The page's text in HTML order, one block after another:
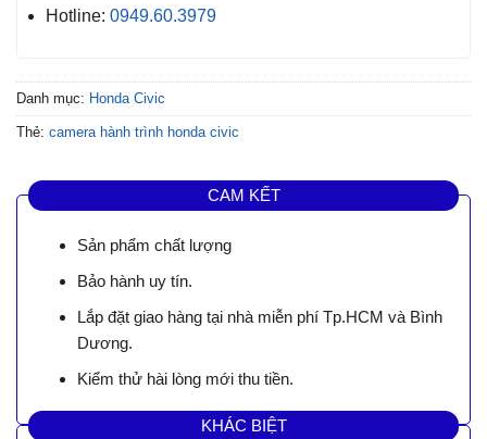
Hotline: 0949.60.3979
Danh mục: Honda Civic
Thẻ: camera hành trình honda civic
CAM KẾT
Sản phẩm chất lượng
Bảo hành uy tín.
Lắp đặt giao hàng tại nhà miễn phí Tp.HCM và Bình
Dương.
Kiểm thử hài lòng mới thu tiền.
KHÁC BIỆT